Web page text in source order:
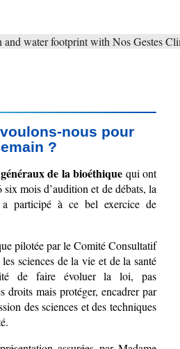
and water footprint with Nos Gestes
nous pour
?
de la bioéthique qui ont
mois d’audition et de débats, la
participé à ce bel exercice de
pilotée par le Comité Consultatif
sciences de la vie et de la santé
de faire évoluer la loi, pas
droits mais protéger, encadrer par
des sciences et des techniques